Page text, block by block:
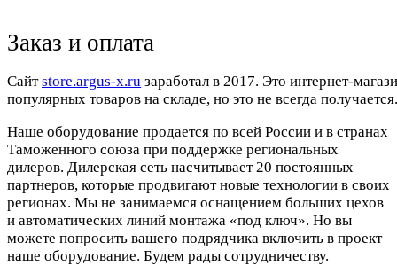
Заказ и оплата
Cайтstore.argus-x.ru заработал в 2017. Это интернет-
популярных товаров на складе, но это не всегда
Наше оборудование продается по всей России и в странах
Таможенного союза при поддержке региональных
дилеров. Дилерская сеть насчитывает 20 постоянных
партнеров, которые продвигают новые технологии в своих
регионах. Мы не занимаемся оснащением больших цехов
и автоматических линий монтажа «под ключ». Но вы
можете попросить вашего подрядчика включить в проект
наше оборудование. Будем рады сотрудничеству.